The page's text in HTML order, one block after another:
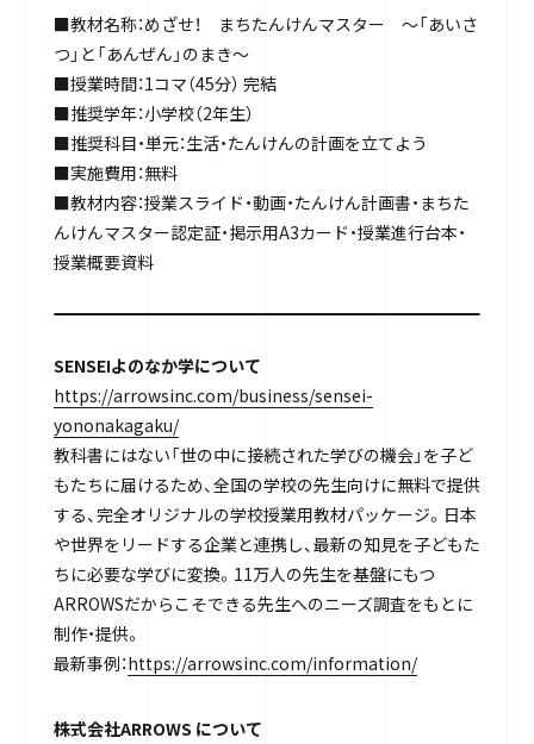
■教材名称：めざせ！ まちたんけんマスター ～「あいさ
つ」と「あんぜん」のまき～
■授業時間：1コマ（45分） 完結
■推奨学年：小学校（2年生）
■推奨科目・単元：生活・たんけんの計画を立てよう
■実施費用：無料
■教材内容：授業スライド・動画・たんけん計画書・まちた
んけんマスター認定証・掲示用A3カード・授業進行台本・
授業概要資料
SENSEIよのなか学について
https://arrowsinc.com/business/sensei-
yononakagaku/
教科書にはない「世の中に接続された学びの機会」を子ど
もたちに届けるため、全国の学校の先生向けに無料で提供
する、完全オリジナルの学校授業用教材パッケージ。日本
や世界をリードする企業と連携し、最新の知見を子どもた
ちに必要な学びに変換。11万人の先生を基盤にもつ
ARROWSだからこそできる先生へのニーズ調査をもとに
制作・提供。
最新事例：https://arrowsinc.com/information/
株式会社ARROWS について